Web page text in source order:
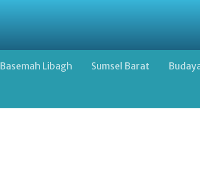
Basemah Libagh Sumsel Barat